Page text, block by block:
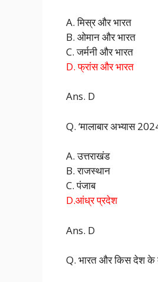
A. मिस्र और भारत
B. ओमान और भारत
C. जर्मनी और भारत
D. फ्रांस और भारत
Ans. D
Q. ‘मालाबार अभ्यास
A. उत्तराखंड
B. राजस्थान
C. पंजाब
D.आंध्र प्रदेश
Ans. D
Q. भारत और किस देश के